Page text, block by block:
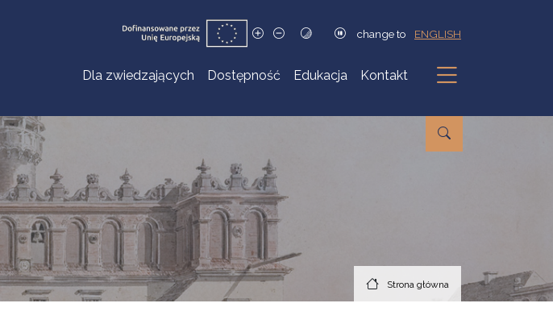
change to ENGLISH
Dla zwiedzających Dostępność Edukacja Kontakt
Podmenu
Strona główna